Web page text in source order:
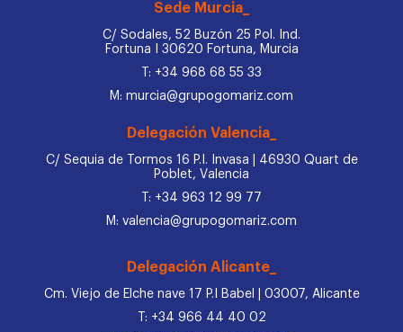
Sede Murcia_
C/ Sodales, 52 Buzón 25 Pol. Ind.
Fortuna I 30620 Fortuna, Murcia
T: +34 968 68 55 33
M: murcia@grupogomariz.com
Delegación Valencia_
C/ Sequia de Tormos 16 P.I. Invasa | 46930 Quart de
Poblet, Valencia
T: +34 963 12 99 77
M: valencia@grupogomariz.com
Delegación Alicante_
Cm. Viejo de Elche nave 17 P.I Babel | 03007, Alicante
T: +34 966 44 40 02